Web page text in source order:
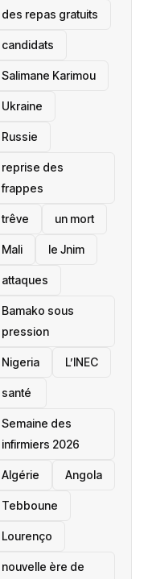
des repas gratuits
candidats
Salimane Karimou
Ukraine
Russie
reprise des
frappes
trêve un mort
Mali le Jnim
attaques
Bamako sous
pression
‎Nigeria L’INEC
santé ‎
Semaine des
infirmiers 2026
‎Algérie Angola
Tebboune
Lourenço
nouvelle ère de